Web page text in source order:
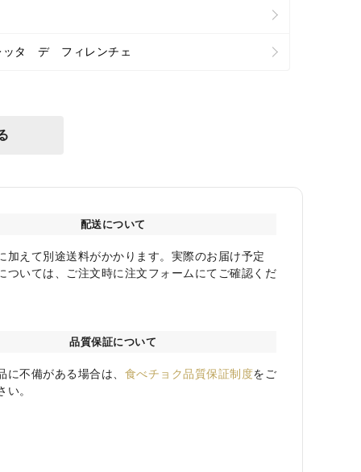
ッタ デ フィレンチェ
配送について
加えて別途送料がかかります。実際のお届け予定
ついては、ご注文時に注文フォームにてご確認くだ
品質保証について
に不備がある場合は、 食べチョク品質保証制度をご
い。